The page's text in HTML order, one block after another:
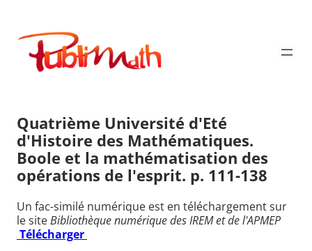
contenu
Publimath
Quatrième Université d'Eté
d'Histoire des Mathématiques.
Boole et la mathématisation des
opérations de l'esprit. p. 111-138
Un fac-similé numérique est en téléchargement sur
le siteBibliothèque numérique des IREM et de l'APMEP
Télécharger